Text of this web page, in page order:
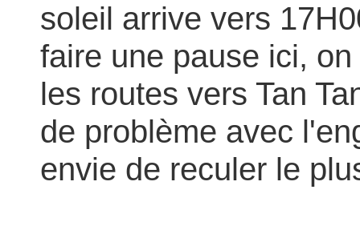
soleil arrive vers
faire une pause ici,
les routes vers Tan
de problème avec
envie de reculer le